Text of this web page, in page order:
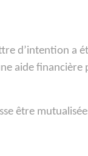
d’intention a
aide financière
être